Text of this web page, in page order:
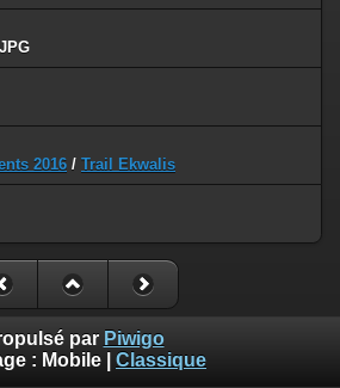
2016 / Trail Ekwalis
par Piwigo
: Mobile Classique